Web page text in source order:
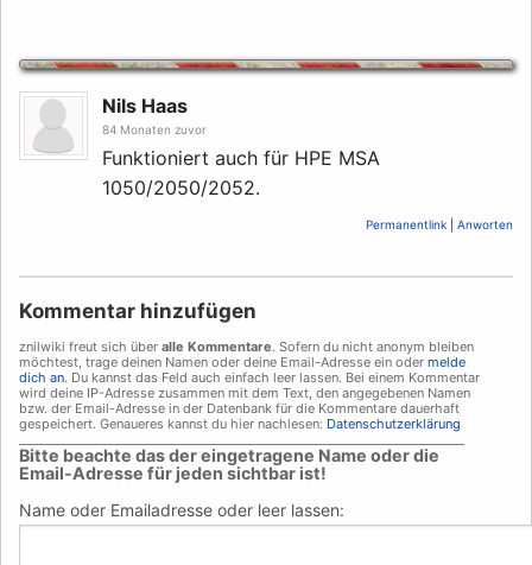
Nils Haas
84 Monaten zuvor
Funktioniert auch für HPE MSA
1050/2050/2052.
Permanentlink Anworten
Kommentar hinzufügen
znilwiki freut sich über alle Kommentare. Sofern du nicht anonym bleiben
möchtest, trage deinen Namen oder deine Email-Adresse ein oder melde
dich an. Du kannst das Feld auch einfach leer lassen. Bei einem Kommentar
wird deine IP-Adresse zusammen mit dem Text, den angegebenen Namen
bzw. der Email-Adresse in der Datenbank für die Kommentare dauerhaft
gespeichert. Genaueres kannst du hier nachlesen: Datenschutzerklärung
Bitte beachte das der eingetragene Name oder die
Email-Adresse für jeden sichtbar ist!
Name oder Emailadresse oder leer lassen: